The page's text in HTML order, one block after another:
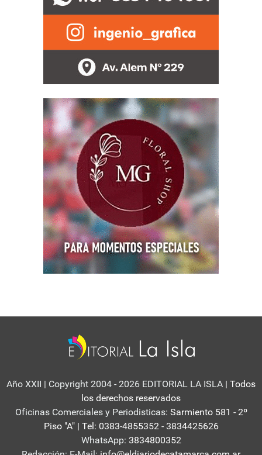
Año XXII | Copyright 2004 - 2026 EDITORIAL LA ISLA | Todos
los derechos reservados
Oficinas Comerciales y Periodisticas: Sarmiento 581 - 2º
Piso "A" | Tel: 0383-4855352 - 3834425626
WhatsApp: 3834800352